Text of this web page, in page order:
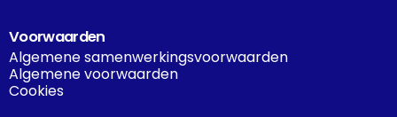
Voorwaarden
Algemene samenwerkingsvoorwaarden
Algemene voorwaarden
Cookies